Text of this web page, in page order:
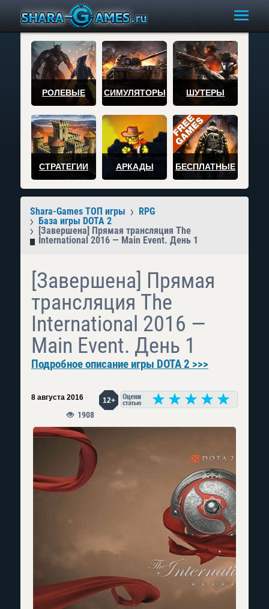
РОЛЕВЫЕ СИМУЛЯТОРЫ ШУТЕРЫ
СТРАТЕГИИ АРКАДЫ БЕСПЛАТНЫЕ
Shara-Games ТОП игры
RPG
База игры DOTA 2
[Завершена] Прямая трансляция The
International 2016 — Main Event. День 1
[Завершена] Прямая
трансляция The
International 2016 —
Main Event. День 1
Подробное описание игры DOTA 2 >>>
8 августа 2016 12+
1908